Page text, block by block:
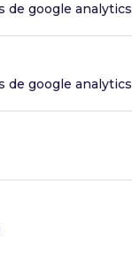
de google analytics
de google analytics